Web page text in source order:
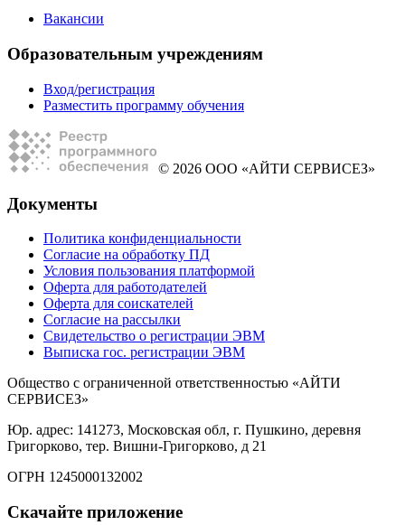
Вакансии
Образовательным учреждениям
Вход/регистрация
Разместить программу обучения
© 2026 ООО «АЙТИ СЕРВИСЕЗ»
Документы
Политика конфиденциальности
Согласие на обработку ПД
Условия пользования платформой
Оферта для работодателей
Оферта для соискателей
Согласие на рассылки
Свидетельство о регистрации ЭВМ
Выписка гос. регистрации ЭВМ
Общество с ограниченной ответственностью «АЙТИ
СЕРВИСЕЗ»
Юр. адрес: 141273, Московская обл, г. Пушкино, деревня
Григорково, тер. Вишни-Григорково, д 21
ОГРН 1245000132002
Скачайте приложение